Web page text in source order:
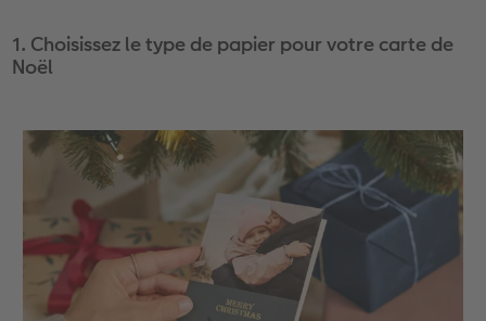
Effet relief
Art Collection
Modes de commande
Conseils pour vos livres photos
CEWE MYPHOTOS
Boîte photo souvenirs
Borne photo
Accessoires
Concours photo
Tipa Awards
1. Choisissez le type de papier pour votre carte de
Noël